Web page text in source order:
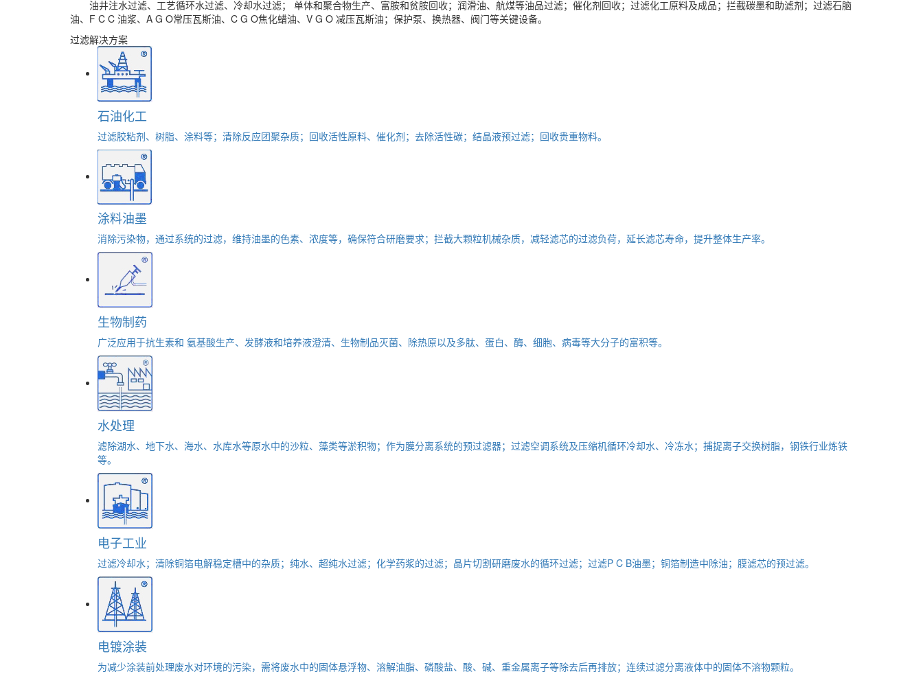
油井注水过滤、工艺循环水过滤、冷却水过滤； 单体和聚合物生产、富胺和贫胺回收；润滑油、航煤等油品过滤；催化剂回收；过滤化工原料及成品；拦截碳墨和助滤剂；过滤石脑
油、F C C 油浆、A G O常压瓦斯油、C G O焦化蜡油、V G O 减压瓦斯油；保护泵、换热器、阀门等关键设备。
过滤解决方案
石油化工
过滤胶粘剂、树脂、涂料等；清除反应团聚杂质；回收活性原料、催化剂；去除活性碳；结晶液预过滤；回收贵重物料。
涂料油墨
消除污染物，通过系统的过滤，维持油墨的色素、浓度等，确保符合研磨要求；拦截大颗粒机械杂质，减轻滤芯的过滤负荷，延长滤芯寿命，提升整体生产率。
生物制药
广泛应用于抗生素和 氨基酸生产、发酵液和培养液澄清、生物制品灭菌、除热原以及多肽、蛋白、酶、细胞、病毒等大分子的富积等。
水处理
滤除湖水、地下水、海水、水库水等原水中的沙粒、藻类等淤积物；作为膜分离系统的预过滤器；过滤空调系统及压缩机循环冷却水、冷冻水；捕捉离子交换树脂，钢铁行业炼铁
等。
电子工业
过滤冷却水；清除铜箔电解稳定槽中的杂质；纯水、超纯水过滤；化学药浆的过滤；晶片切割研磨废水的循环过滤；过滤P C B油墨；铜箔制造中除油；膜滤芯的预过滤。
电镀涂装
为减少涂装前处理废水对环境的污染，需将废水中的固体悬浮物、溶解油脂、磷酸盐、酸、碱、重金属离子等除去后再排放；连续过滤分离液体中的固体不溶物颗粒。